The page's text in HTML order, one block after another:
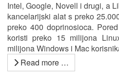
Intel, Google, Novell i drugi, a
kancelarijski alat s preko
preko 400 doprinosioca.
koristi preko 15 milijona
milijona Windows i Mac
Read more …